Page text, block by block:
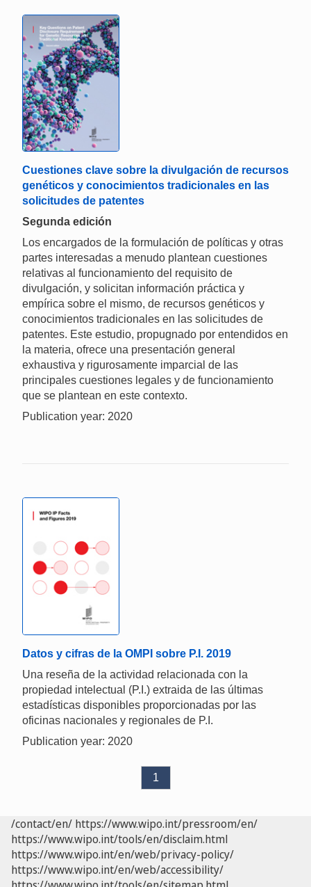
Cuestiones clave sobre la divulgación de recursos
genéticos y conocimientos tradicionales en las
solicitudes de patentes
Segunda edición
Los encargados de la formulación de políticas y otras
partes interesadas a menudo plantean cuestiones
relativas al funcionamiento del requisito de
divulgación, y solicitan información práctica y
empírica sobre el mismo, de recursos genéticos y
conocimientos tradicionales en las solicitudes de
patentes. Este estudio, propugnado por entendidos en
la materia, ofrece una presentación general
exhaustiva y rigurosamente imparcial de las
principales cuestiones legales y de funcionamiento
que se plantean en este contexto.
Publication year: 2020
Datos y cifras de la OMPI sobre P.I. 2019
Una reseña de la actividad relacionada con la
propiedad intelectual (P.I.) extraida de las últimas
estadísticas disponibles proporcionadas por las
oficinas nacionales y regionales de P.I.
Publication year: 2020
1
/contact/en/ https://www.wipo.int/pressroom/en/
https://www.wipo.int/tools/en/disclaim.html
https://www.wipo.int/en/web/privacy-policy/
https://www.wipo.int/en/web/accessibility/